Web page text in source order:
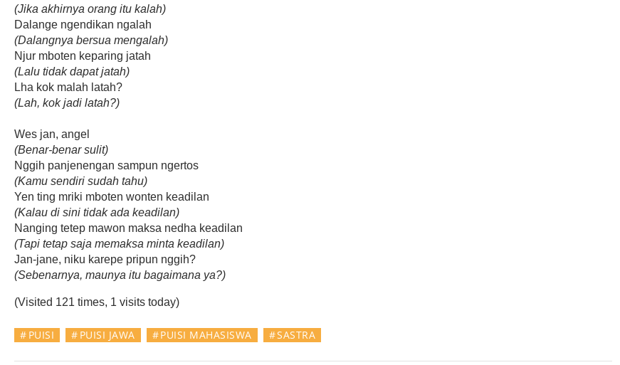
(Jika akhirnya orang itu kalah)
Dalange ngendikan ngalah
(Dalangnya bersua mengalah)
Njur mboten keparing jatah
(Lalu tidak dapat jatah)
Lha kok malah latah?
(Lah, kok jadi latah?)
Wes jan, angel
(Benar-benar sulit)
Nggih panjenengan sampun ngertos
(Kamu sendiri sudah tahu)
Yen ting mriki mboten wonten keadilan
(Kalau di sini tidak ada keadilan)
Nanging tetep mawon maksa nedha keadilan
(Tapi tetap saja memaksa minta keadilan)
Jan-jane, niku karepe pripun nggih?
(Sebenarnya, maunya itu bagaimana ya?)
(Visited 121 times, 1 visits today)
PUISI PUISI JAWA PUISI MAHASISWA SASTRA